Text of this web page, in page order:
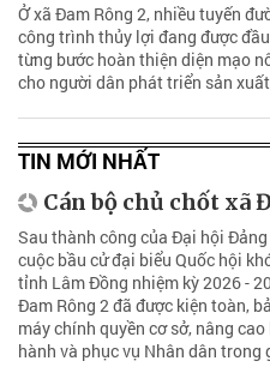
Ở xã Đam Rông 2, nhiều tuyến
công trình thủy lợi đang được
từng bước hoàn thiện diện mạo
cho người dân phát triển sản
TIN MỚI NHẤT
Cán bộ chủ chốt xã
Sau thành công của Đại hội
cuộc bầu cử đại biểu Quốc hội
tỉnh Lâm Đồng nhiệm kỳ 2026 -
Đam Rông 2 đã được kiện toàn,
máy chính quyền cơ sở, nâng
hành và phục vụ Nhân dân trong